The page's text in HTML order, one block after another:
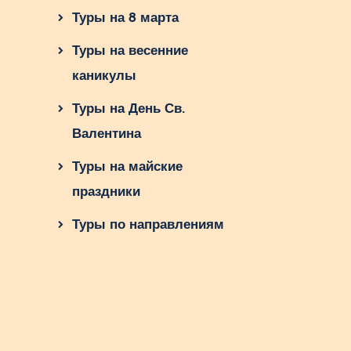
Туры на 8 марта
Туры на весенние
каникулы
Туры на День Св.
Валентина
Туры на майские
праздники
Туры по направлениям